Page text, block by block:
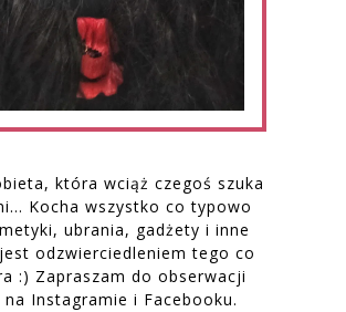
która wciąż czegoś szuka
Kocha wszystko co typowo
ubrania, gadżety i inne
odzwierciedleniem tego co
:) Zapraszam do obserwacji
Instagramie i Facebooku.